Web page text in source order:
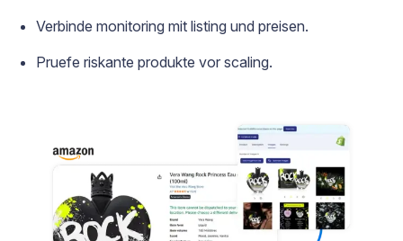
Verbinde monitoring mit listing und preisen.
Pruefe riskante produkte vor scaling.